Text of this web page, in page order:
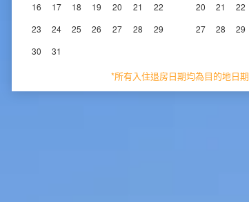
16
17 18 19 20 21
22
23
24 25 26 27 28
29
30
31
20
21 22
27
28 29
*所有入住退房日期均為目的地日期